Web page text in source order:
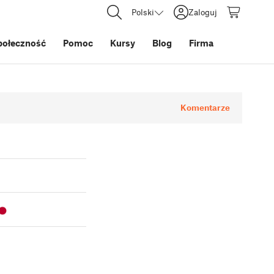
Polski Zaloguj
Pomoc Kursy Blog Firma
Komentarze